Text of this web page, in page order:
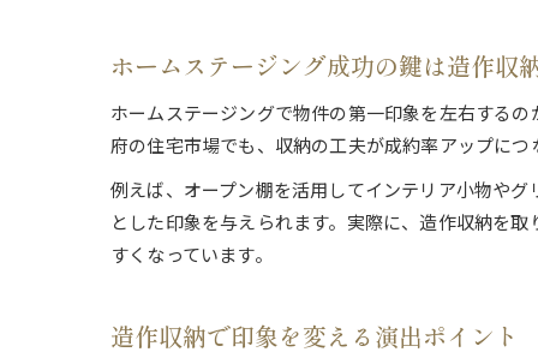
ホームステージング成功の鍵は造作収
ホームステージングで物件の第一印象を左右する
府の住宅市場でも、収納の工夫が成約率アップにつ
例えば、オープン棚を活用してインテリア小物や
とした印象を与えられます。実際に、造作収納を
すくなっています。
造作収納で印象を変える演出ポイント